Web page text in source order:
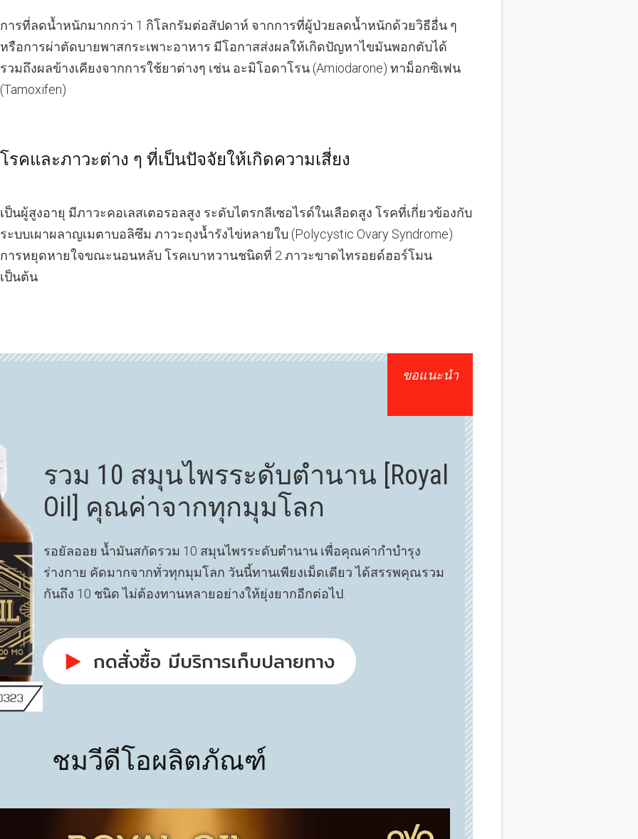
​การที่ลดน้ำหนักมากกว่า 1 กิโลกรัมต่อสัปดาห์ จากการที่ผู้ป่วยลดน้ำหนักด้วยวิธีอื่น ๆ
หรือการผ่าตัดบายพาสกระเพาะอาหาร มีโอกาสส่งผลให้เกิดปัญหาไขมันพอกตับได้
รวมถึงผลข้างเคียงจากการใช้ยาต่างๆ เช่น อะมิโอดาโรน (Amiodarone) ทาม็อกซิเฟน
(Tamoxifen)
​โรคและภาวะต่าง ๆ ที่เป็นปัจจัยให้เกิดความเสี่ยง
​เป็นผู้สูงอายุ มีภาวะคอเลสเตอรอลสูง ระดับไตรกลีเซอไรด์ในเลือดสูง โรคที่เกี่ยวข้องกับ
ระบบเผาผลาญเมตาบอลิซึม ภาวะถุงน้ำรังไข่หลายใบ (Polycystic Ovary Syndrome)
การหยุดหายใจขณะนอนหลับ โรคเบาหวานชนิดที่ 2 ภาวะขาดไทรอยด์ฮอร์โมน
เป็นต้น
​ขอแนะนำ
​รวม 10 สมุนไพรระดับตำนาน [Royal
Oil] คุณค่าจากทุกมุมโลก
​รอยัลออย น้ำมันสกัดรวม 10 สมุนไพรระดับตำนาน เพื่อคุณค่ากำบำรุง
ร่างกาย คัดมากจากทั่วทุกมุมโลก วันนี้ทานเพียงเม็ดเดียว ได้สรรพคุณรวม
กันถึง 10 ชนิด ไม่ต้องทานหลายอย่างให้ยุ่งยากอีกต่อไป.
​กดสั่งซื้อ มีบริการเก็บปลายทาง
ชมวีดีโอผลิตภัณฑ์